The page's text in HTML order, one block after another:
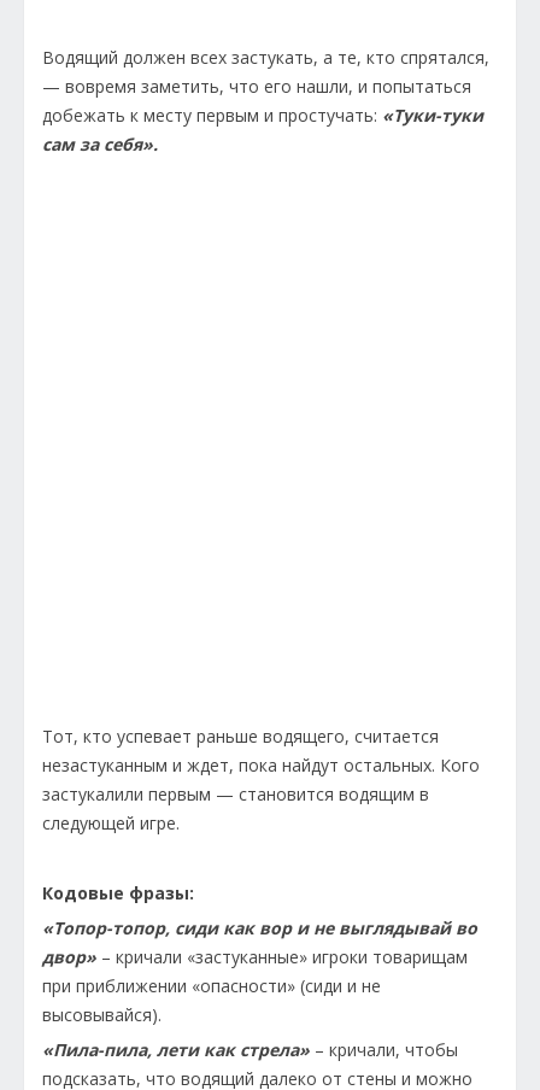
Водящий должен всех застукать, а те, кто спрятался,
— вовремя заметить, что его нашли, и попытаться
добежать к месту первым и простучать: «Туки-туки
сам за себя».
Тот, кто успевает раньше водящего, считается
незастуканным и ждет, пока найдут остальных. Кого
застукалили первым — становится водящим в
следующей игре.
Кодовые фразы:
«Топор-топор, сиди как вор и не выглядывай во
двор» – кричали «застуканные» игроки товарищам
при приближении «опасности» (сиди и не
высовывайся).
«Пила-пила, лети как стрела» – кричали, чтобы
подсказать, что водящий далеко от стены и можно